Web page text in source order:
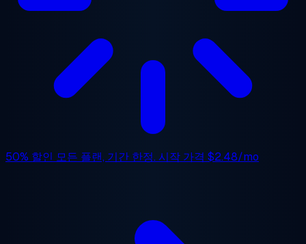
50% 할인 모든 플랜, 기간 한정. 시작 가격 $2.48/mo